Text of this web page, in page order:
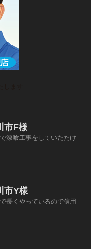
市F様
漆喰工事をしていただけ
市Y様
長くやっているので信用